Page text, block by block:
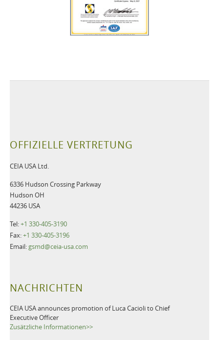
OFFIZIELLE VERTRETUNG
CEIA USA Ltd.
6336 Hudson Crossing Parkway
Hudson OH
44236 USA
Tel:+1 330-405-3190
Fax:+1 330-405-3196
Email: gsmd@ceia-usa.com
NACHRICHTEN
CEIA USA announces promotion of Luca Cacioli to Chief
Executive Officer
Zusätzliche Informationen>>